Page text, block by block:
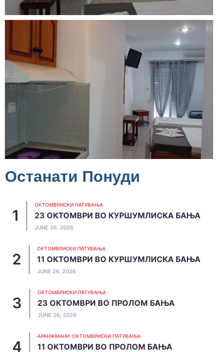
Останати Понуди
ОКТОМВРИСКИ ПАТУВАЊА
23 ОКТОМВРИ ВО КУРШУМЛИСКА БАЊА
JUNE 26, 2026
ОКТОМВРИСКИ ПАТУВАЊА
11 ОКТОМВРИ ВО КУРШУМЛИСКА БАЊА
JUNE 26, 2026
ОКТОМВРИСКИ ПАТУВАЊА
23 ОКТОМВРИ ВО ПРОЛОМ БАЊА
JUNE 26, 2026
АРАНЖМАНИ ОКТОМВРИСКИ ПАТУВАЊА
11 ОКТОМВРИ ВО ПРОЛОМ БАЊА